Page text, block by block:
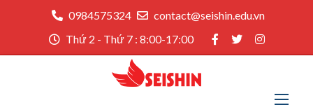
0984575324
contact@seishin.edu.vn
Thứ 2 - Thứ 7 : 8:00-17:00